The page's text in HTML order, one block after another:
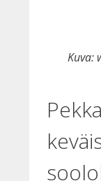
Kuva: